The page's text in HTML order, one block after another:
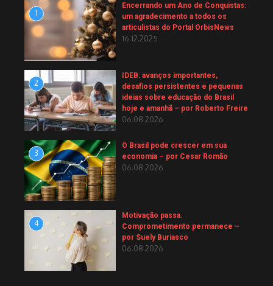
1
Encerrando um Ano de Conquistas:
um agradecimento a todos os
articulistas do Portal OrbisNews
16.12.2025
2
IDEB: avanços importantes,
desafios persistentes e pequenas
ideias sobre educação do Brasil
hoje e amanhã – por Roberto Freire
06.08.2026
3
O Brasil pode crescer em sua
economia – por Cesar Romão
06.08.2026
4
Motivação passa.
Comprometimento permanece –
por Suely Buriasco
06.08.2026